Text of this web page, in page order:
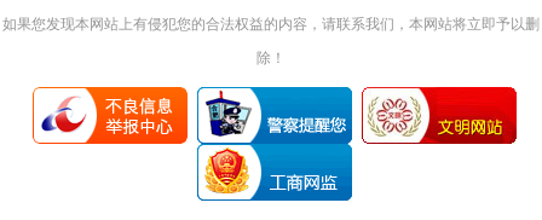
如果您发现本网站上有侵犯您的合法权益的内容，请联系我们，本网站将立即予以删
除！